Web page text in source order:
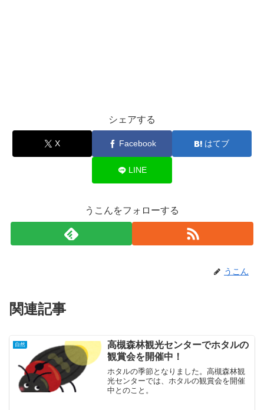
シェアする
X Facebook はてブ
LINE
うこんをフォローする
うこん
関連記事
自然
高槻森林観光センターでホタルの
観賞会を開催中！
ホタルの季節となりました。高槻森林観
光センターでは、ホタルの観賞会を開催
中とのこと。